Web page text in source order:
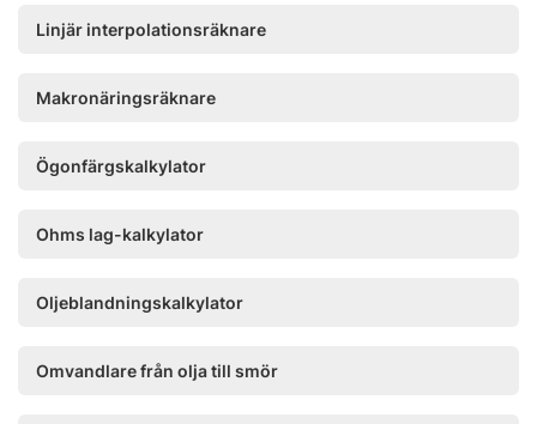
Linjär interpolationsräknare
Makronäringsräknare
Ögonfärgskalkylator
Ohms lag-kalkylator
Oljeblandningskalkylator
Omvandlare från olja till smör